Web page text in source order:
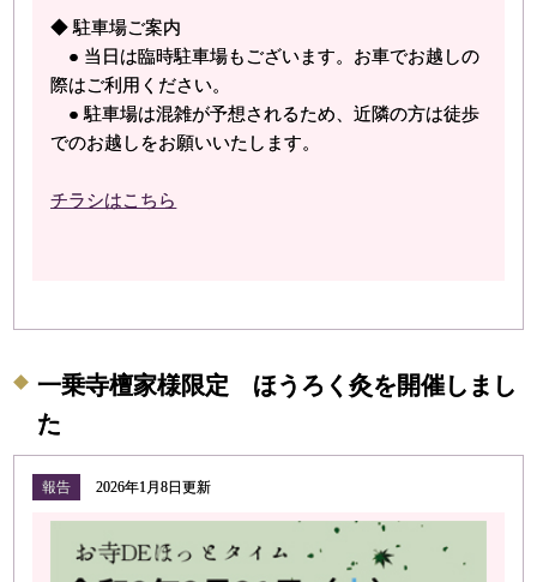
◆ 駐車場ご案内
● 当日は臨時駐車場もございます。お車でお越しの
際はご利用ください。
● 駐車場は混雑が予想されるため、近隣の方は徒歩
でのお越しをお願いいたします。
チラシはこちら
⼀乗寺檀家様限定 ほうろく灸を開催しまし
た
報告 2026年1月8日更新